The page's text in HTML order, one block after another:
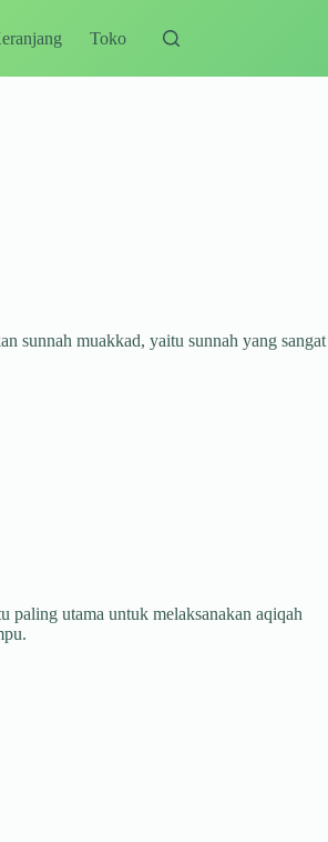
Toko
sunnah muakkad, yaitu sunnah yang sangat
paling utama untuk melaksanakan aqiqah